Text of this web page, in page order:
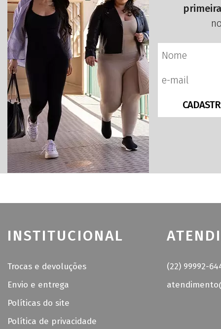
INSTITUCIONAL
Trocas e devoluções
Envio e entrega
Políticas do site
Política de privacidade
(22) 99992-